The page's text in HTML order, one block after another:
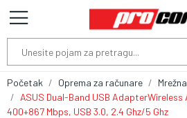
Početak Oprema za računare
ASUS Dual-Band USB AdapterWireless
400+867 Mbps, USB 3.0, 2.4 Ghz/5 Ghz